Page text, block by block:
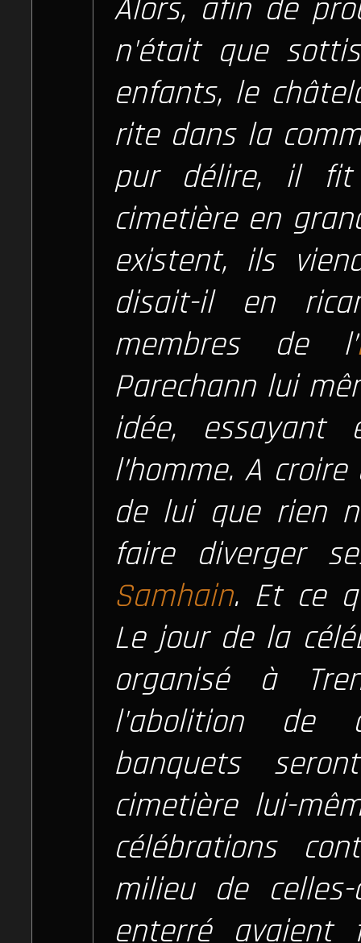
Alors, afin de
n'était que
enfants, le
rite dans la
pur délire, il
cimetière en
existent, ils
disait-il en
membres de l’
Parechann lui
idée, essayant
l’homme. A
de lui que rien
faire diverger
Samhain. Et ce
Le jour de la
organisé à
l'abolition de
banquets
cimetière lui-
célébrations
milieu de
enterré